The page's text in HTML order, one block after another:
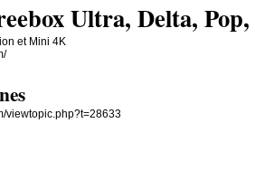
Ultra, Delta,
et Mini 4K
viewtopic.php?t=28633